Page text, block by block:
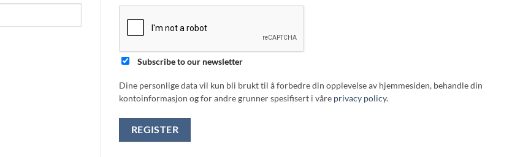
Subscribe to our newsletter
Dine personlige data vil kun bli brukt til å forbedre din opplevelse av hjemmesiden, behandle din
kontoinformasjon og for andre grunner spesifisert i våre privacy policy.
REGISTER